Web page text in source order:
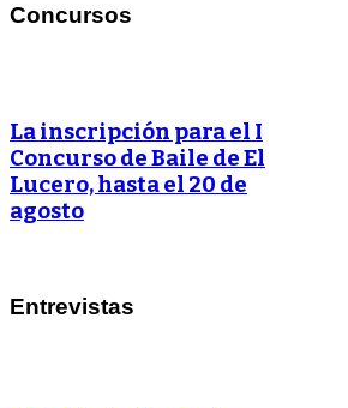
Concursos
La inscripción para el I
Concurso de Baile de El
Lucero, hasta el 20 de
agosto
Entrevistas